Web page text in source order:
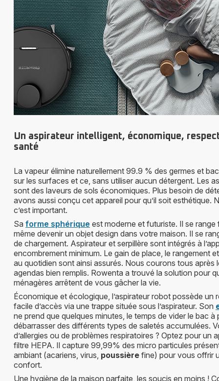
Un aspirateur intelligent, économique,
santé
La vapeur élimine naturellement 99.9 % des germes et
sur les surfaces et ce, sans utiliser aucun détergent. Les
sont des laveurs de sols économiques. Plus besoin de
avons aussi conçu cet appareil pour qu’il soit esthétique.
c’est important.
Sa forme sphérique est moderne et futuriste. Il se
même devenir un objet design dans votre maison. Il se
de chargement. Aspirateur et serpillère sont intégrés à
encombrement minimum. Le gain de place, le rangement
au quotidien sont ainsi assurés. Nous courons tous après
agendas bien remplis. Rowenta a trouvé la solution pour
ménagères arrêtent de vous gâcher la vie.
Économique et écologique, l’aspirateur robot possède un
facile d’accès via une trappe située sous l’aspirateur. Son
ne prend que quelques minutes, le temps de vider le bac à
débarrasser des différents types de saletés accumulées.
d’allergies ou de problèmes respiratoires ? Optez pour un
filtre HEPA. Il capture 99,99% des micro particules
ambiant (acariens, virus, poussière fine) pour vous offrir
confort.
Une hygiène de la maison parfaite, les soucis en moins !